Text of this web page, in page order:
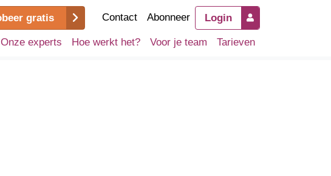
gratis Contact Abonneer Login
Onze experts Hoe werkt het? Voor je team Tarieven